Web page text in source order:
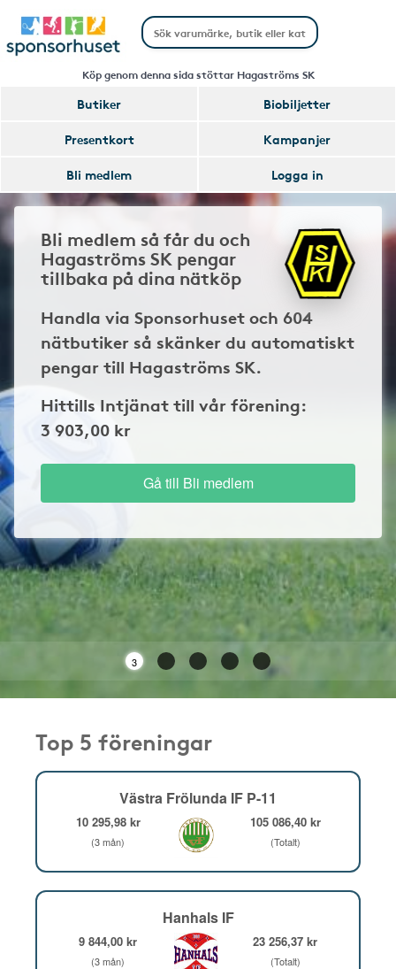
Köp genom denna sida stöttar Hagaströms SK
Butiker
Biobiljetter
Presentkort
Kampanjer
Bli medlem
Logga in
Bli medlem så får du och
Hagaströms SK pengar
tillbaka på dina nätköp
Handla via Sponsorhuset och 604
nätbutiker så skänker du automatiskt
pengar till Hagaströms SK.
Hittills Intjänat till vår förening:
3 903,00 kr
Gå till Bli medlem
3
Top 5 föreningar
Västra Frölunda IF P-11
10 295,98 kr
(3 mån)
105 086,40 kr
(Totalt)
Hanhals IF
9 844,00 kr
(3 mån)
23 256,37 kr
(Totalt)